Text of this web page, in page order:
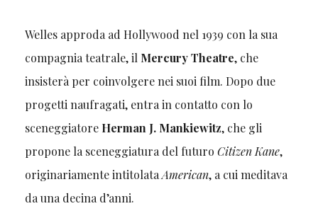
Welles approda ad Hollywood nel 1939 con la sua
compagnia teatrale, il Mercury Theatre, che
insisterà per coinvolgere nei suoi film. Dopo due
progetti naufragati, entra in contatto con lo
sceneggiatore Herman J. Mankiewitz, che gli
propone la sceneggiatura del futuro Citizen Kane,
originariamente intitolata American, a cui meditava
da una decina d’anni.